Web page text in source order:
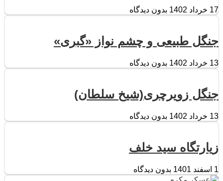
17 خرداد 1402 بدون دیدگاه
جنگل طبیعی و چشم نواز «گبری»
13 خرداد 1402 بدون دیدگاه
جنگل زویرچری(شیخ سلطان)
13 خرداد 1402 بدون دیدگاه
زیارتگاه سید خلف
1 اسفند 1401 بدون دیدگاه